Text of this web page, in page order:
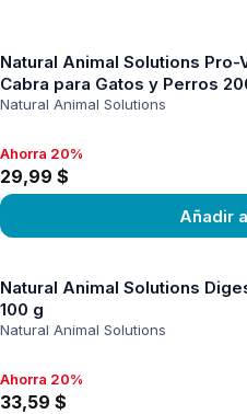
Natural Animal Solutions
Cabra para Gatos y Perros
Natural Animal Solutions
Ahorra 20%, 29,99 $
Ahorra 20%
29,99 $
Añadir
Natural Animal Solutions
100 g
Natural Animal Solutions
Ahorra 20%, 33,59 $
Ahorra 20%
33,59 $